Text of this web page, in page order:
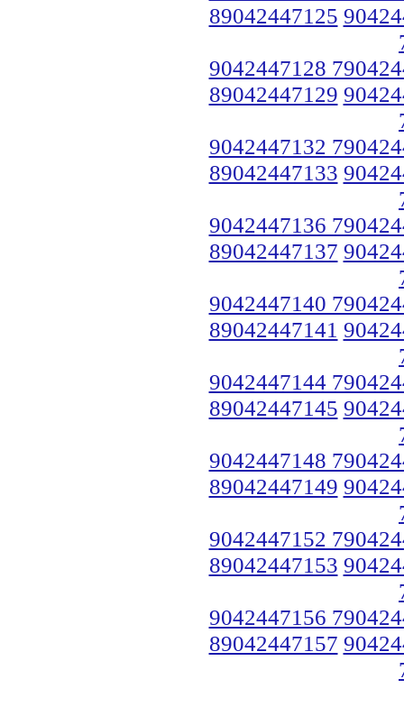
89042447125
9042447128
89042447129
9042447132
89042447133
9042447136
89042447137
9042447140
89042447141
9042447144
89042447145
9042447148
89042447149
9042447152
89042447153
9042447156
89042447157